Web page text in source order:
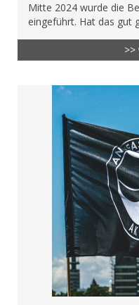
Mitte 2024 wurde die
eingeführt. Hat das gut
>>